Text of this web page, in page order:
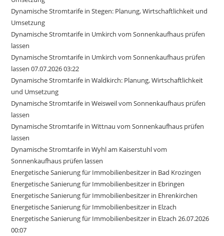
Dynamische Stromtarife in Stegen: Planung, Wirtschaftlichkeit und
Umsetzung
Dynamische Stromtarife in Umkirch vom Sonnenkaufhaus prüfen
lassen
Dynamische Stromtarife in Umkirch vom Sonnenkaufhaus prüfen
lassen 07.07.2026 03:22
Dynamische Stromtarife in Waldkirch: Planung, Wirtschaftlichkeit
und Umsetzung
Dynamische Stromtarife in Weisweil vom Sonnenkaufhaus prüfen
lassen
Dynamische Stromtarife in Wittnau vom Sonnenkaufhaus prüfen
lassen
Dynamische Stromtarife in Wyhl am Kaiserstuhl vom
Sonnenkaufhaus prüfen lassen
Energetische Sanierung für Immobilienbesitzer in Bad Krozingen
Energetische Sanierung für Immobilienbesitzer in Ebringen
Energetische Sanierung für Immobilienbesitzer in Ehrenkirchen
Energetische Sanierung für Immobilienbesitzer in Elzach
Energetische Sanierung für Immobilienbesitzer in Elzach 26.07.2026
00:07